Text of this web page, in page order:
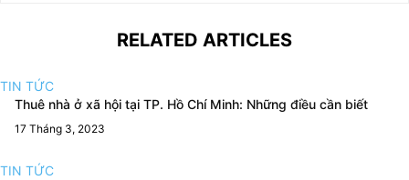
RELATED ARTICLES
TIN TỨC
Thuê nhà ở xã hội tại TP. Hồ Chí Minh: Những điều cần biết
17 Tháng 3, 2023
TIN TỨC